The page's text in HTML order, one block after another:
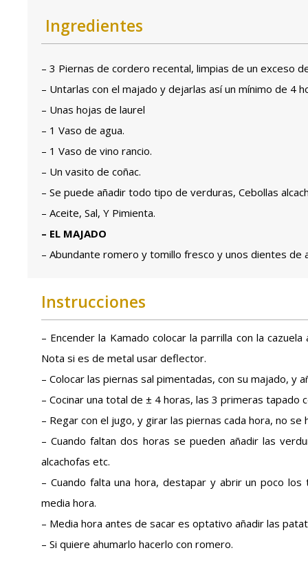
Ingredientes
– 3 Piernas de cordero recental, limpias de un exceso
– Untarlas con el majado y dejarlas así un mínimo de 4
– Unas hojas de laurel
– 1 Vaso de agua.
– 1 Vaso de vino rancio.
– Un vasito de coñac.
– Se puede añadir todo tipo de verduras, Cebollas
– Aceite, Sal, Y Pimienta.
– EL MAJADO
– Abundante romero y tomillo fresco y unos dientes de
Instrucciones
– Encender la Kamado colocar la parrilla con la
Nota si es de metal usar deflector.
– Colocar las piernas sal pimentadas, con su majado, y
– Cocinar una total de ± 4 horas, las 3 primeras tapado
– Regar con el jugo, y girar las piernas cada hora, no se
– Cuando faltan dos horas se pueden añadir las
alcachofas etc.
– Cuando falta una hora, destapar y abrir un poco
media hora.
– Media hora antes de sacar es optativo añadir las
– Si quiere ahumarlo hacerlo con romero.